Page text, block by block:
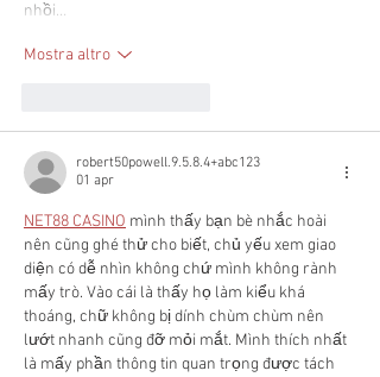
nhồi…
Mostra altro
robert50powell.9.5.8.4+abc123
01 apr
NET88 CASINO mình thấy bạn bè nhắc hoài
nên cũng ghé thử cho biết, chủ yếu xem giao
diện có dễ nhìn không chứ mình không rành
mấy trò. Vào cái là thấy họ làm kiểu khá
thoáng, chữ không bị dính chùm chùm nên
lướt nhanh cũng đỡ mỏi mắt. Mình thích nhất
là mấy phần thông tin quan trọng được tách